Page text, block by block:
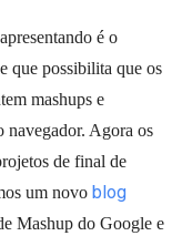
é o
que possibilita que os
mashups e
navegador. Agora os
de final de
um novo blog
Mashup do Google e